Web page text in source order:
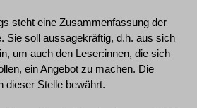
steht eine Zusammenfassung der
Sie soll aussagekräftig, d.h. aus sich
um auch den Leser:innen, die sich
ein Angebot zu machen. Die
dieser Stelle bewährt.